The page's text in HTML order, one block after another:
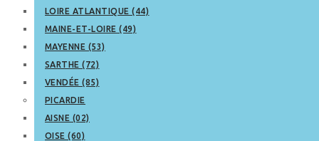
LOIRE ATLANTIQUE (44)
MAINE-ET-LOIRE (49)
MAYENNE (53)
SARTHE (72)
VENDÉE (85)
PICARDIE
AISNE (02)
OISE (60)